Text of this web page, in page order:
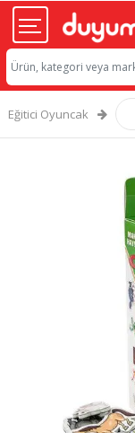
Eğitici Oyuncak